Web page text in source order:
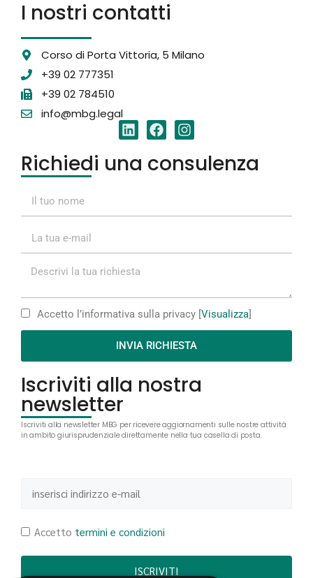
I nostri contatti
Corso di Porta Vittoria, 5 Milano
+39 02 777351
+39 02 784510
info@mbg.legal
Richiedi una consulenza
Accetto l’informativa sulla privacy [Visualizza]
INVIA RICHIESTA
Iscriviti alla nostra
newsletter
Iscriviti alla newsletter MBG per ricevere aggiornamenti sulle nostre attività
in ambito giurisprudenziale direttamente nella tua casella di posta.
Accetto termini e condizioni